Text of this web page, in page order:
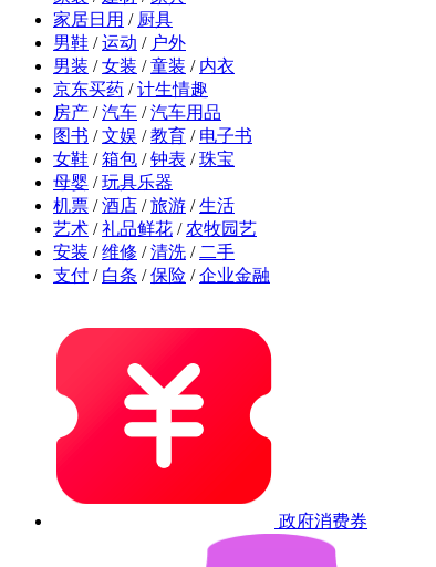
家居日用 / 厨具
男鞋 / 运动 / 户外
男装 / 女装 / 童装 / 内衣
京东买药 / 计生情趣
房产 / 汽车 / 汽车用品
图书 / 文娱 / 教育 / 电子书
女鞋 / 箱包 / 钟表 / 珠宝
母婴 / 玩具乐器
机票 / 酒店 / 旅游 / 生活
艺术 / 礼品鲜花 / 农牧园艺
安装 / 维修 / 清洗 / 二手
支付 / 白条 / 保险 / 企业金融
政府消费券